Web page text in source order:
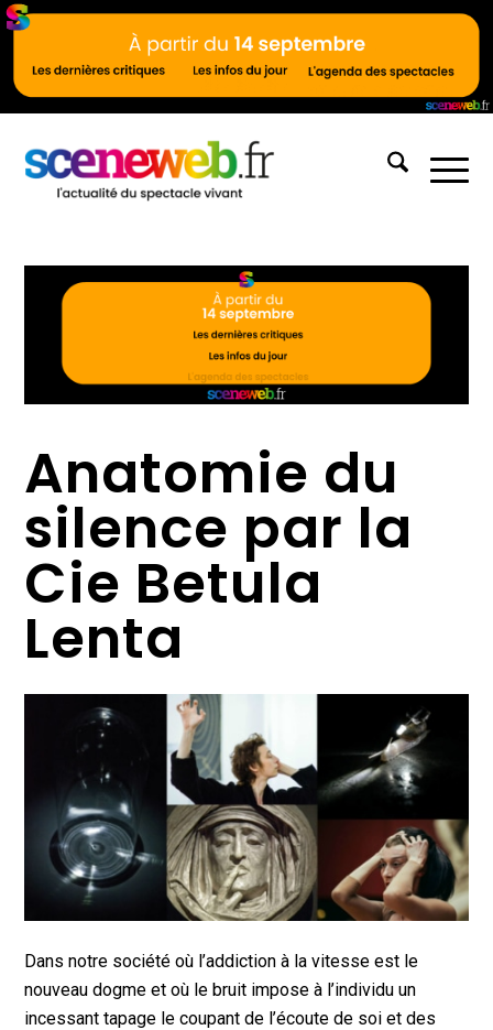
Anatomie du
silence par la
Cie Betula
Lenta
Dans notre société où l’addiction à la vitesse est le
nouveau dogme et où le bruit impose à l’individu un
incessant tapage le coupant de l’écoute de soi et des